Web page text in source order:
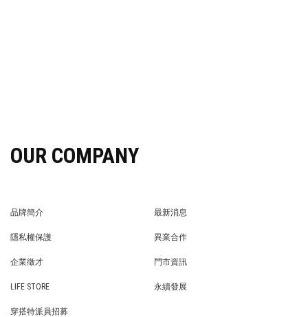
OUR COMPANY
品牌簡介
最新消息
隱私權保護
異業合作
企業徵才
門市資訊
LIFE STORE
永續發展
穿搭特派員招募